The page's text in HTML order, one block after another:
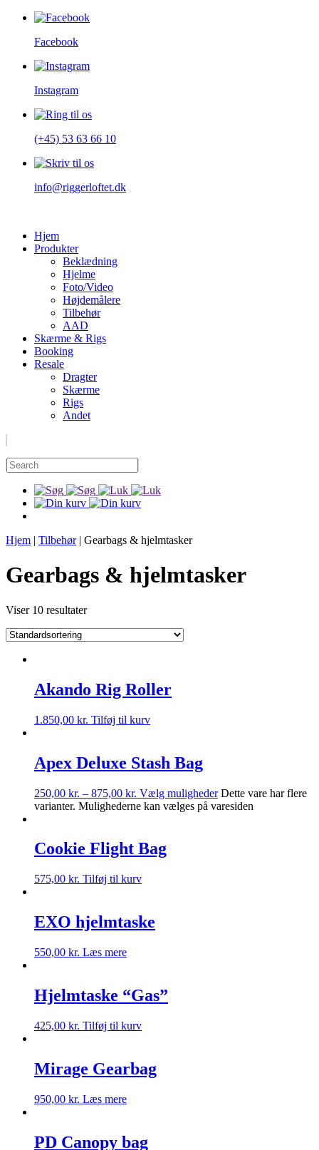
Facebook
Instagram
(+45) 53 63 66 10
info@riggerloftet.dk
Hjem
Produkter
Beklædning
Hjelme
Foto/Video
Højdemålere
Tilbehør
AAD
Skærme & Rigs
Booking
Resale
Dragter
Skærme
Rigs
Andet
Hjem | Tilbehør| Gearbags & hjelmtasker
Gearbags & hjelmtasker
Viser 10 resultater
Akando Rig Roller
1.850,00 kr. Tilføj til kurv
Apex Deluxe Stash Bag
250,00 kr. – 875,00 kr. Vælg muligheder Dette vare har flere
varianter. Mulighederne kan vælges på varesiden
Cookie Flight Bag
575,00 kr. Tilføj til kurv
EXO hjelmtaske
550,00 kr. Læs mere
Hjelmtaske “Gas”
425,00 kr. Tilføj til kurv
Mirage Gearbag
950,00 kr. Læs mere
PD Canopy bag